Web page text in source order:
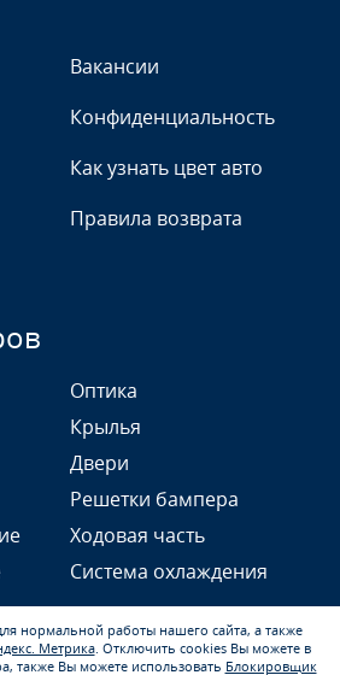
Вакансии
Конфиденциальность
Как узнать цвет авто
Правила возврата
Оптика
Крылья
Двери
Решетки бампера
Ходовая часть
Система охлаждения
нормальной работы нашего сайта, а также
Метрика. Отключить cookies Вы можете в
также Вы можете использовать Блокировщик